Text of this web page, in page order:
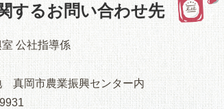
するお問い合わせ先
公社指導係
真岡市農業振興センター内